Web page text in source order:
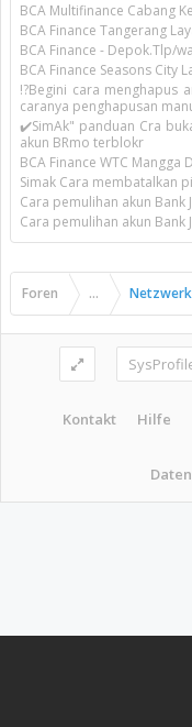
BCA Multifinance Cabang
BCA Finance Tangerang
BCA Finance - Depok.Tlp/
BCA Finance Seasons City
!?Begini cara menghapus
caranya penghapusan
✔️SimAk" panduan Cra
akun BRmo terblokr
BCA Finance WTC Mangga
Simak Cara membatalkan
Cara pemulihan akun
Cara pemulihan akun
Foren ...
Kontakt Hilfe